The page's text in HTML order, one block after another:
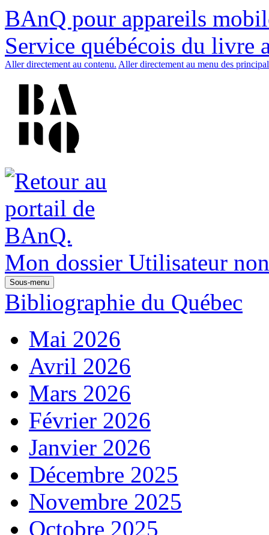
BAnQ pour appareils
Service québécois du livre
Aller directement au contenu. Aller directement au menu des
Mon dossier Utilisateur
Sous-menu
Bibliographie du Québec
Mai 2026
Avril 2026
Mars 2026
Février 2026
Janvier 2026
Décembre 2025
Novembre 2025
Octobre 2025